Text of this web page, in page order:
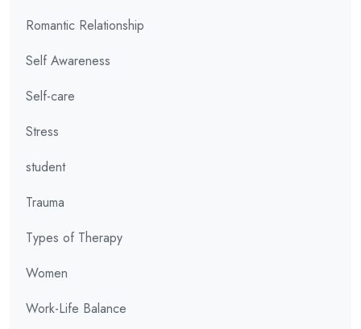
Romantic Relationship
Self Awareness
Self-care
Stress
student
Trauma
Types of Therapy
Women
Work-Life Balance